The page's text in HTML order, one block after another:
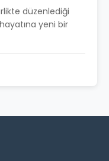
düzenlediği
yeni bir